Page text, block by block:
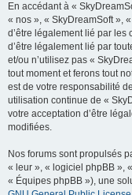
En accédant à «
« nos », « SkyDreamSoft »,
d’être légalement lié par les
d’être légalement lié par
et/ou n’utilisez pas «
tout moment et ferons tout
est de votre responsabilité
utilisation continue de «
votre acceptation d’être
modifiées.
Nos forums sont propulsés
« leur », « logiciel phpBB »,
« Équipes phpBB »), une